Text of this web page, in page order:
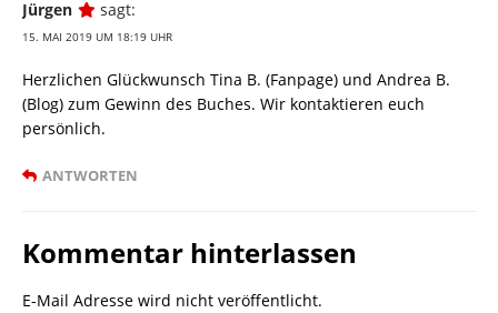
Jürgen sagt:
15. MAI 2019 UM 18:19 UHR
Herzlichen Glückwunsch Tina B. (Fanpage) und Andrea B.
(Blog) zum Gewinn des Buches. Wir kontaktieren euch
persönlich.
ANTWORTEN
Kommentar hinterlassen
E-Mail Adresse wird nicht veröffentlicht.